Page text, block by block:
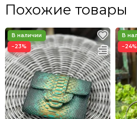
Похожие товары
−23% −24%